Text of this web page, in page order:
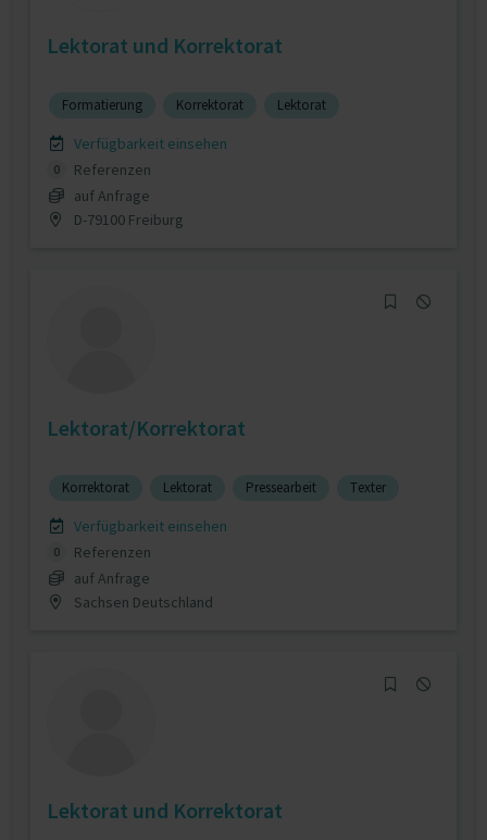
Lektorat und Korrektorat
Formatierung Korrektorat Lektorat
Verfügbarkeit einsehen
0
Referenzen
auf Anfrage
D-79100 Freiburg
Lektorat/Korrektorat
Korrektorat Lektorat Pressearbeit Texter
Verfügbarkeit einsehen
0
Referenzen
auf Anfrage
Sachsen Deutschland
Lektorat und Korrektorat